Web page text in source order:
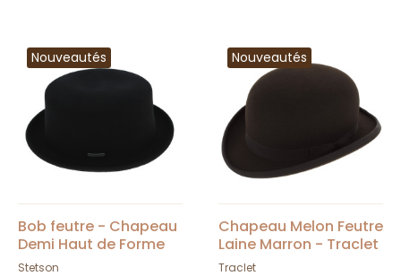
Nouveautés
Bob feutre - Chapeau
Demi Haut de Forme
Steeple Feutre Laine -
Stetson
Nouveautés
Chapeau Melon Feutre
Laine Marron - Traclet
Traclet